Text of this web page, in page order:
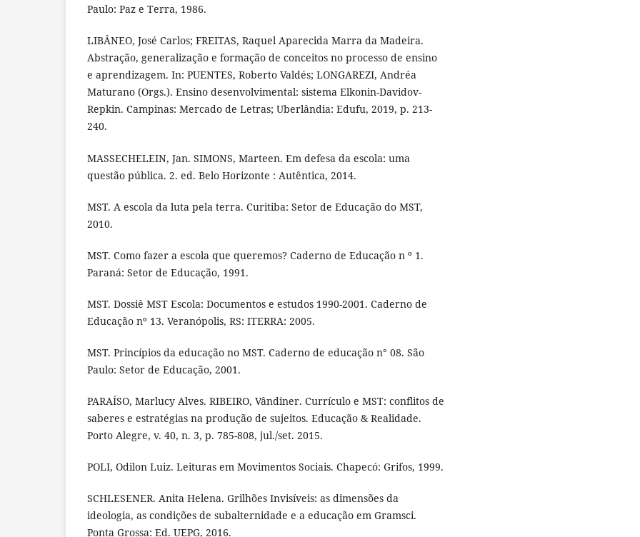
Paulo: Paz e Terra, 1986.
LIBÂNEO, José Carlos; FREITAS, Raquel Aparecida Marra da Madeira.
Abstração, generalização e formação de conceitos no processo de ensino
e aprendizagem. In: PUENTES, Roberto Valdés; LONGAREZI, Andréa
Maturano (Orgs.). Ensino desenvolvimental: sistema Elkonin-Davidov-
Repkin. Campinas: Mercado de Letras; Uberlândia: Edufu, 2019, p. 213-
240.
MASSECHELEIN, Jan. SIMONS, Marteen. Em defesa da escola: uma
questão pública. 2. ed. Belo Horizonte : Autêntica, 2014.
MST. A escola da luta pela terra. Curitiba: Setor de Educação do MST,
2010.
MST. Como fazer a escola que queremos? Caderno de Educação n º 1.
Paraná: Setor de Educação, 1991.
MST. Dossiê MST Escola: Documentos e estudos 1990-2001. Caderno de
Educação nº 13. Veranópolis, RS: ITERRA: 2005.
MST. Princípios da educação no MST. Caderno de educação n° 08. São
Paulo: Setor de Educação, 2001.
PARAÍSO, Marlucy Alves. RIBEIRO, Vândiner. Currículo e MST: conflitos de
saberes e estratégias na produção de sujeitos. Educação & Realidade.
Porto Alegre, v. 40, n. 3, p. 785-808, jul./set. 2015.
POLI, Odilon Luiz. Leituras em Movimentos Sociais. Chapecó: Grifos, 1999.
SCHLESENER. Anita Helena. Grilhões Invisíveis: as dimensões da
ideologia, as condições de subalternidade e a educação em Gramsci.
Ponta Grossa: Ed. UEPG, 2016.